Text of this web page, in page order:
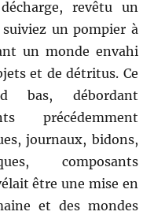
revêtu un
un pompier à
un monde envahi
et de détritus. Ce
bas, débordant
précédemment
journaux, bidons,
composants
être une mise en
et des mondes